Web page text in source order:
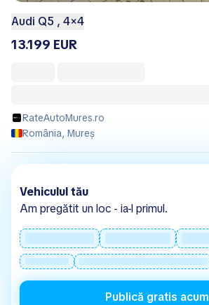
Audi Q5 , 4×4
13.199 EUR
RateAutoMures.ro
România, Mureș
Vehiculul tău
Am pregătit un loc - ia-l primul.
Publică gratis acum